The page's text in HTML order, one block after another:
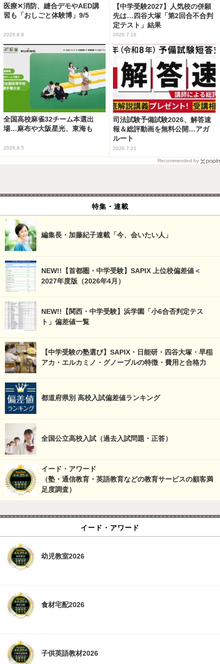
医療✕消防、縫合デモやAED講
習も「おしごと体験博」9/5
2026.8.6
【中学受験2027】人気校の併願
先は…四谷大塚「第2回合不合判
定テスト」結果
2026.7.16
全国高校麻雀32チーム本選出
場…麻布や大阪星光、東海も
2026.8.5
司法試験予備試験2026、解答速
報＆総評動画を無料公開…アガ
ルート
2026.7.21
Recommended by
特集・連載
編集長・加藤紀子連載「今、会いたい人」
NEW!!【首都圏・中学受験】SAPIX 上位校偏差値＜
2027年度版（2026年4月）
NEW!!【関西・中学受験】浜学園「小6合否判定テス
ト」偏差値一覧
【中学受験の塾選び】SAPIX・日能研・四谷大塚・早稲
アカ・エルカミノ・グノーブルの特徴・費用と合格力
都道府県別 高校入試偏差値ランキング
全国公立高校入試（過去入試問題・正答）
イード・アワード
（塾・通信教育・英語教育などの教育サービスの顧客満
足度調査）
イード・アワード
幼児教室2026
食材宅配2026
子供英語教材2026